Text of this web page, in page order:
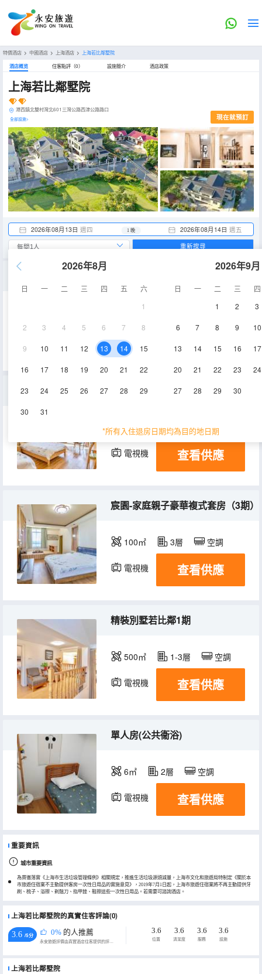
特價酒店 > 中國酒店 > 上海酒店 > 上海若比鄰墅院
酒店概览 住客點評（0） 設施簡介 酒店政策
上海若比鄰墅院
港西鎮北雙村灣北601三灣公路西津公路路口
全部設施> 現在就預訂
2026年08月13日 週四 2026年08月14日 週五
1 晚
2026年8月
日 一 二 三 四 五
六
1
2 3 4 5 6 7 8
9 10 11 12 13 14 15
16 17 18 19 20 21 22
23 24 25 26 27 28 29
30 31
2026年9月
日 一 二 三
四
1
2 3
6 7 8 9 10
13 14 15 16 17
20 21 22 23 24
27 28 29 30
*所有入住退房日期均為目的地日期
重新搜尋
空調
電視機
宸園-標間（3期）
28㎡ 1層 空調
電視機 冰箱
查看供應
宸園-家庭親子豪華複式套房（3期）
100㎡ 3層 空調
電視機 冰箱
查看供應
精裝別墅若比鄰1期
500㎡ 1-3層 空調
電視機 冰箱
查看供應
單人房(公共衞浴)
6㎡ 2層 空調
電視機 冰箱
查看供應
重要資訊
城市重要資訊
為貫徹落實《上海市生活垃圾管理條例》相關規定，推進生活垃圾源頭減量，上海市文化和旅遊局特制定《關於本
市旅遊住宿業不主動提供客房一次性日用品的實施意見》，2019年7月1日起，上海市旅遊住宿業將不再主動提供牙
刷、梳子、浴擦、剃鬚刀、指甲銼、鞋擦這些一次性日用品。若需要可諮詢酒店。
上海若比鄰墅院的真實住客評論(0)
3.6 /5分 0% 的人推薦
永安旅遊評價由真實酒店住客提供的評價。
3.6
位置
3.6
清潔度
3.6
服務
3.6
設施
上海若比鄰墅院